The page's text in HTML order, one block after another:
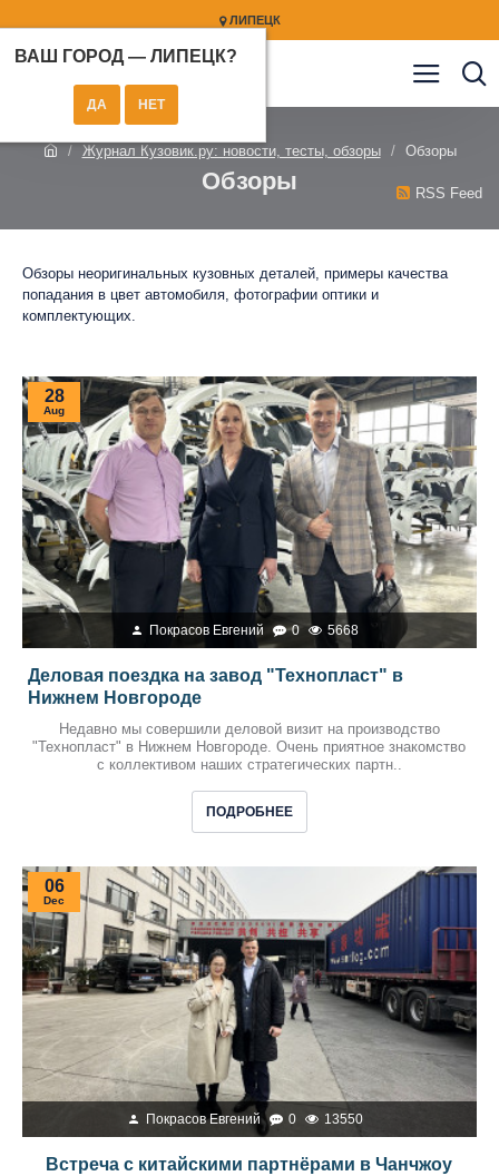
ЛИПЕЦК
ВАШ ГОРОД — ЛИПЕЦК?
Журнал Кузовик.ру: новости, тесты, обзоры Обзоры
Обзоры RSS Feed
Обзоры неоригинальных кузовных деталей, примеры качества
попадания в цвет автомобиля, фотографии оптики и
комплектующих.
28
Aug
Покрасов Евгений 0 5668
Деловая поездка на завод "Технопласт" в
Нижнем Новгороде
Недавно мы совершили деловой визит на производство
"Технопласт" в Нижнем Новгороде. Очень приятное знакомство
с коллективом наших стратегических партн..
ПОДРОБНЕЕ
06
Dec
Покрасов Евгений 0 13550
Встреча с китайскими партнёрами в Чанчжоу